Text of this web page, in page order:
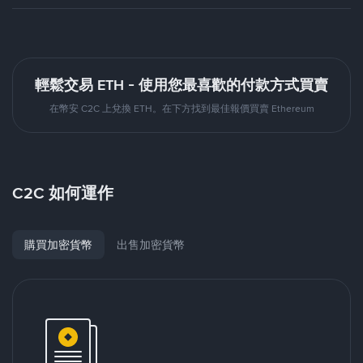
輕鬆交易 ETH - 使用您最喜歡的付款方式買賣
在幣安 C2C 上兌換 ETH。在下方找到最佳報價買賣 Ethereum
C2C 如何運作
購買加密貨幣 出售加密貨幣